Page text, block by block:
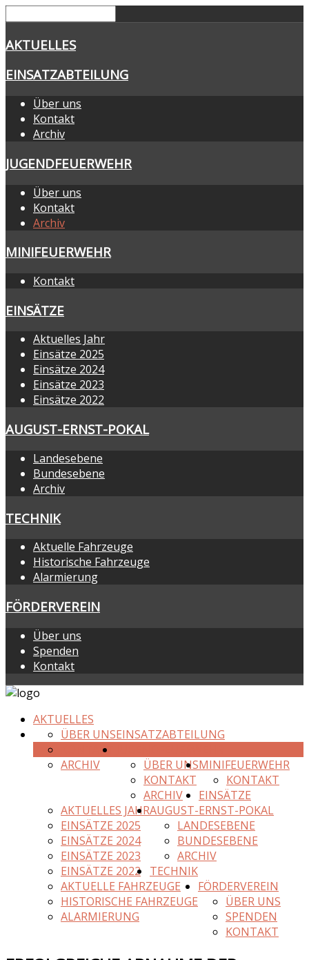
AKTUELLES
EINSATZABTEILUNG
Über uns
Kontakt
Archiv
JUGENDFEUERWEHR
Über uns
Kontakt
Archiv
MINIFEUERWEHR
Kontakt
EINSÄTZE
Aktuelles Jahr
Einsätze 2025
Einsätze 2024
Einsätze 2023
Einsätze 2022
AUGUST-ERNST-POKAL
Landesebene
Bundesebene
Archiv
TECHNIK
Aktuelle Fahrzeuge
Historische Fahrzeuge
Alarmierung
FÖRDERVEREIN
Über uns
Spenden
Kontakt
AKTUELLES
EINSATZABTEILUNG
ÜBER UNS
KONTAKT
ARCHIV
ÜBER UNS
KONTAKT
ARCHIV
MINIFEUERWEHR
KONTAKT
EINSÄTZE
AKTUELLES JAHR
EINSÄTZE 2025
EINSÄTZE 2024
EINSÄTZE 2023
EINSÄTZE 2022
AUGUST-ERNST-POKAL
LANDESEBENE
BUNDESEBENE
ARCHIV
TECHNIK
AKTUELLE FAHRZEUGE
HISTORISCHE FAHRZEUGE
ALARMIERUNG
FÖRDERVEREIN
ÜBER UNS
SPENDEN
KONTAKT